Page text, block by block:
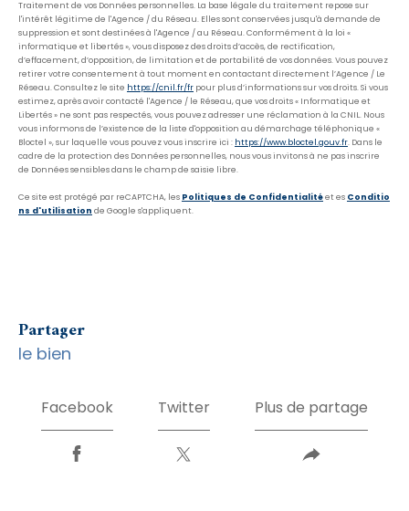
Traitement de vos Données personnelles. La base légale du traitement repose sur
l'intérêt légitime de l'Agence / du Réseau. Elles sont conservées jusqu'à demande de
suppression et sont destinées à l'Agence / au Réseau. Conformément à la loi «
informatique et libertés », vous disposez des droits d’accès, de rectification,
d’effacement, d’opposition, de limitation et de portabilité de vos données. Vous pouvez
retirer votre consentement à tout moment en contactant directement l’Agence / Le
Réseau. Consultez le site https://cnil.fr/fr pour plus d’informations sur vos droits. Si vous
estimez, après avoir contacté l'Agence / le Réseau, que vos droits « Informatique et
Libertés » ne sont pas respectés, vous pouvez adresser une réclamation à la CNIL. Nous
vous informons de l’existence de la liste d'opposition au démarchage téléphonique «
Bloctel », sur laquelle vous pouvez vous inscrire ici : https://www.bloctel.gouv.fr. Dans le
cadre de la protection des Données personnelles, nous vous invitons à ne pas inscrire
de Données sensibles dans le champ de saisie libre.
Ce site est protégé par reCAPTCHA, les Politiques de Confidentialitéet es Conditio
ns d'utilisation de Google s'appliquent.
partager
le bien
Facebook Twitter Plus de partage